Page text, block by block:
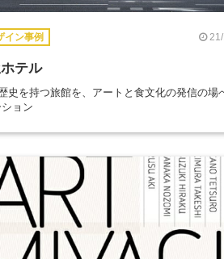
イン事例
テル
史を持つ旅館を、アートと食文化の発信の場
ョン